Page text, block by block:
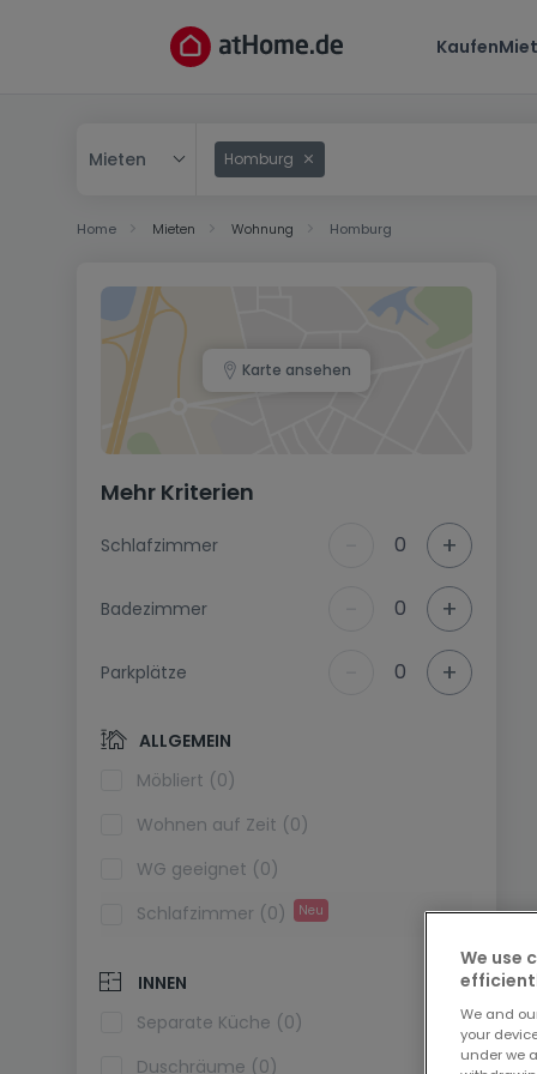
Kaufen
Mieten Homburg
Home Mieten Wohnung Homburg
Karte ansehen
Mehr Kriterien
Schlafzimmer 0 +
Badezimmer 0 +
Parkplätze 0 +
ALLGEMEIN
Möbliert (0)
Wohnen auf Zeit (0)
WG geeignet (0)
Schlafzimmer (0)
Neu
INNEN
Separate Küche (0)
Duschräume (0)
We use
We and
your
under we